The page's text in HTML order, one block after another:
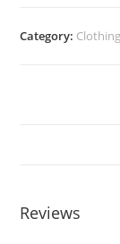
)
Category: Clothing
Reviews